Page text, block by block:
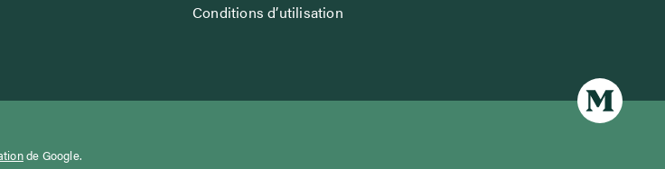
Conditions d’utilisation
de Google.